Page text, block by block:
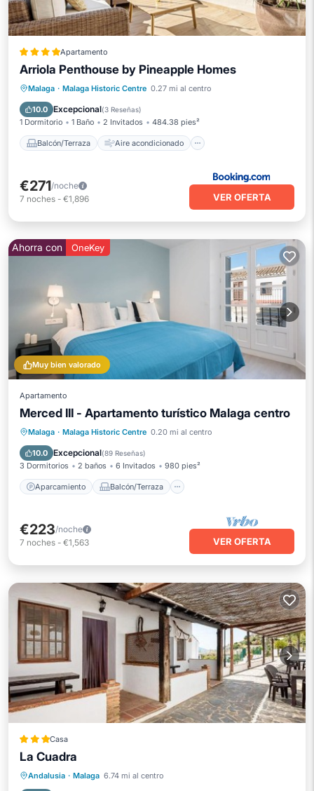
Apartamento
Arriola Penthouse by Pineapple Homes
Malaga · Malaga Historic Centre 0.27 mi al centro
10.0 Excepcional(3 Reseñas)
1 Dormitorio 1 Baño 2 Invitados 484.38 pies²
Balcón/Terraza Aire acondicionado
Balcón/Terraza
Aire acondicionado
Internet
Accesibilidad
€271/noche
7 noches - €1,896 VER OFERTA
Muy bien valorado
Ahorra con OneKey
Apartamento
Merced III - Apartamento turístico Malaga centro
Malaga · Malaga Historic Centre 0.20 mi al centro
10.0 Excepcional(89 Reseñas)
3 Dormitorios 2 baños 6 Invitados 980 pies²
Aparcamiento Balcón/Terraza
Aparcamiento
Balcón/Terraza
Cocina
Aire acondicionado
€223/noche
7 noches - €1,563 VER OFERTA
Casa
La Cuadra
Andalusia · Malaga 6.74 mi al centro
Aparcamiento
Piscina